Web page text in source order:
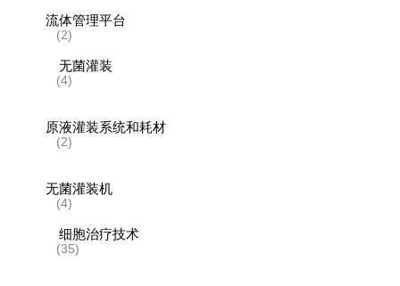
流体管理平台
(2)
无菌灌装
(4)
原液灌装系统和耗材
(2)
无菌灌装机
(4)
细胞治疗技术
(35)